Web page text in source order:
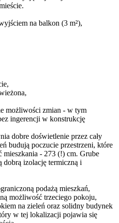
na balkon (3 m²),
możliwości zmian - w tym
ingerencji w konstrukcję
dobre doświetlenie przez cały
budują poczucie przestrzeni, które
mieszkania - 273 (!) cm. Grube
dobrą izolację termiczną i
podażą mieszkań,
możliwość trzeciego pokoju,
na zieleń oraz solidny budynek
w tej lokalizacji pojawia się